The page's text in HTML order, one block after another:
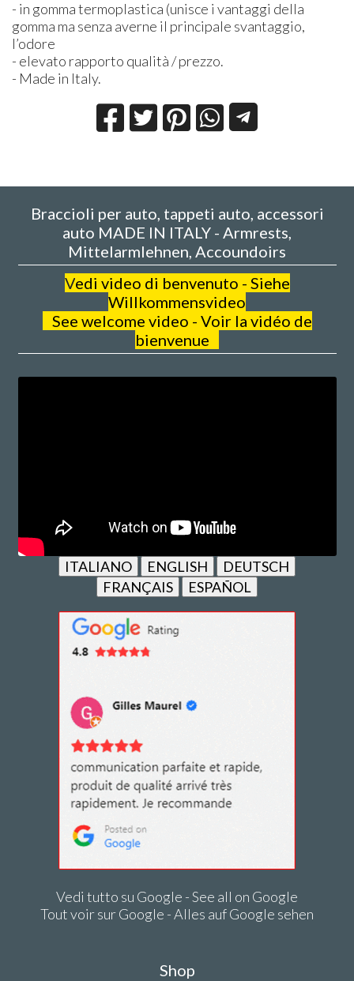
- in gomma termoplastica (unisce i vantaggi della
gomma ma senza averne il principale svantaggio,
l’odore
- elevato rapporto qualità / prezzo.
- Made in Italy.
Braccioli per auto, tappeti auto, accessori
auto MADE IN ITALY - Armrests,
Mittelarmlehnen, Accoundoirs
Vedi video di benvenuto - Siehe
Willkommensvideo
See welcome video - Voir la vidéo de
bienvenue
ITALIANO ENGLISH
DEUTSCH
FRANÇAIS
ESPAÑOL
Vedi tutto su Google - See all on Google
Tout voir sur Google - Alles auf Google sehen
Shop